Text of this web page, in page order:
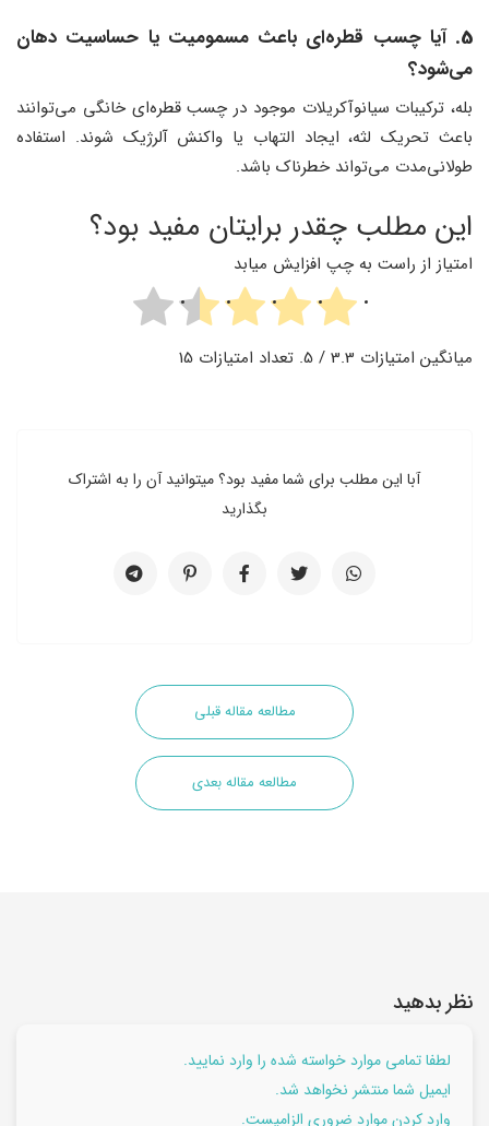
5. آیا چسب قطره‌ای باعث مسمومیت یا حساسیت دهان
می‌شود؟
بله، ترکیبات سیانوآکریلات موجود در چسب قطره‌ای خانگی می‌توانند
باعث تحریک لثه، ایجاد التهاب یا واکنش آلرژیک شوند. استفاده
طولانی‌مدت می‌تواند خطرناک باشد.
این مطلب چقدر برایتان مفید بود؟
امتیاز از راست به چپ افزایش میابد
میانگین امتیازات 3.3 / 5. تعداد امتیازات 15
آبا این مطلب برای شما مفید بود؟ میتوانید آن را به اشتراک
بگذارید
مطالعه مقاله قبلی
مطالعه مقاله بعدی
نظر بدهید
لطفا تمامی موارد خواسته شده را وارد نمایید.
ایمیل شما منتشر نخواهد شد.
وارد کردن موارد ضروری الزامیست.